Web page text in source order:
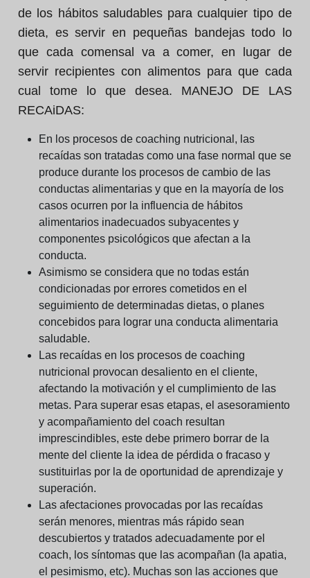
de los hábitos saludables para cualquier tipo de
dieta, es servir en pequeñas bandejas todo lo
que cada comensal va a comer, en lugar de
servir recipientes con alimentos para que cada
cual tome lo que desea. MANEJO DE LAS
RECAiDAS:
En los procesos de coaching nutricional, las
recaídas son tratadas como una fase normal que se
produce durante los procesos de cambio de las
conductas alimentarias y que en la mayoría de los
casos ocurren por la influencia de hábitos
alimentarios inadecuados subyacentes y
componentes psicológicos que afectan a la
conducta.
Asimismo se considera que no todas están
condicionadas por errores cometidos en el
seguimiento de determinadas dietas, o planes
concebidos para lograr una conducta alimentaria
saludable.
Las recaídas en los procesos de coaching
nutricional provocan desaliento en el cliente,
afectando la motivación y el cumplimiento de las
metas. Para superar esas etapas, el asesoramiento
y acompañamiento del coach resultan
imprescindibles, este debe primero borrar de la
mente del cliente la idea de pérdida o fracaso y
sustituirlas por la de oportunidad de aprendizaje y
superación.
Las afectaciones provocadas por las recaídas
serán menores, mientras más rápido sean
descubiertos y tratados adecuadamente por el
coach, los síntomas que las acompañan (la apatia,
el pesimismo, etc). Muchas son las acciones que